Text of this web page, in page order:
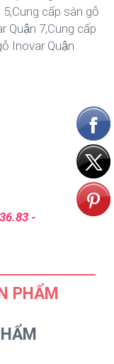
cấp sàn gỗ
Quận 7,Cung cấp
Inovar Quận
-
PHẨM